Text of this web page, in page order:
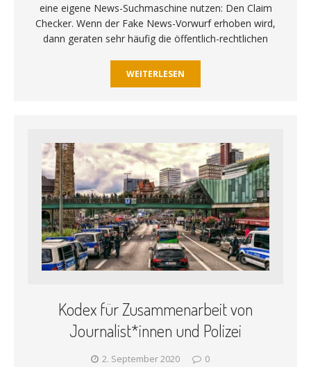
eine eigene News-Suchmaschine nutzen: Den Claim
Checker. Wenn der Fake News-Vorwurf erhoben wird,
dann geraten sehr häufig die öffentlich-rechtlichen
WEITERLESEN
Kodex für Zusammenarbeit von
Journalist*innen und Polizei
2. September 2020 0